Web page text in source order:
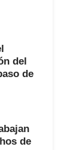
del
de
de